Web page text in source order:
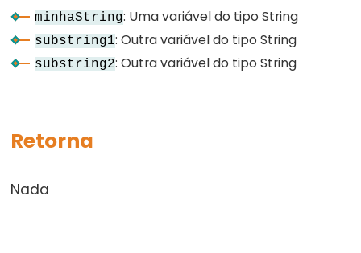
e
vírgula)
//
(comentário)
minhaString: Uma variável do tipo String
substring1: Outra variável do tipo String
substring2: Outra variável do tipo String
Retorna
Nada